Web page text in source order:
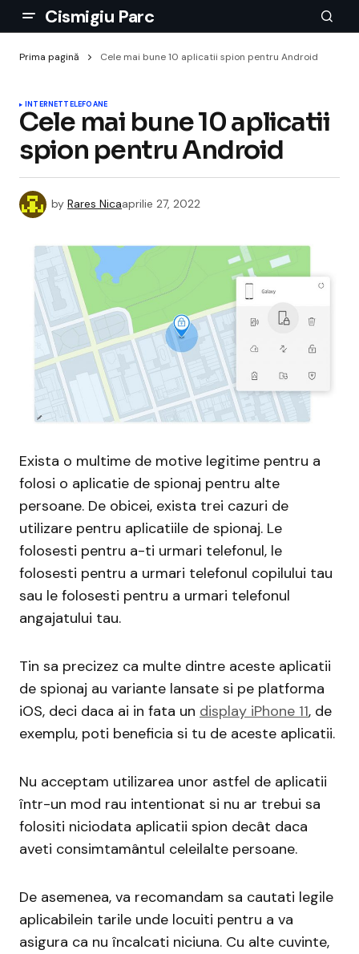
Cismigiu Parc
Prima pagină Cele mai bune 10 aplicatii spion pentru Android
INTERNETTELEFOANE
Cele mai bune 10 aplicatii
spion pentru Android
by Rares Nicaaprilie 27, 2022
Exista o multime de motive legitime pentru a
folosi o aplicatie de spionaj pentru alte
persoane. De obicei, exista trei cazuri de
utilizare pentru aplicatiile de spionaj. Le
folosesti pentru a-ti urmari telefonul, le
folosesti pentru a urmari telefonul copilului tau
sau le folosesti pentru a urmari telefonul
angajatului tau.
Tin sa precizez ca multe dintre aceste aplicatii
de spionaj au variante lansate si pe platforma
iOS, deci daca ai in fata un display iPhone 11, de
exemplu, poti beneficia si tu de aceste aplicatii.
Nu acceptam utilizarea unor astfel de aplicatii
într-un mod rau intentionat si nu ar trebui sa
folositi niciodata aplicatii spion decât daca
aveti consimtamântul celeilalte persoane.
De asemenea, va recomandam sa cautati legile
aplicabilein tarile unde locuiti pentru a va
asigura ca nu încalcati niciuna. Cu alte cuvinte,